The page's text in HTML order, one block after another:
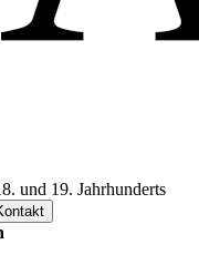
und 19. Jahrhunderts